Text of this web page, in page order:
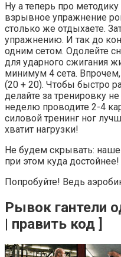
Ну а теперь про
взрывное упражнение
столько же отдыхаете.
упражнению. И так до
одним сетом. Одолейте
для ударного сжигания
минимум 4 сета.
(20 + 20). Чтобы быстро
делайте за тренировку
неделю проводите 2-4
силовой тренинг ног
хватит нагрузки!
Не будем скрывать:
при этом куда достойнее!
Попробуйте! Ведь
Рывок гантели
| править код ]